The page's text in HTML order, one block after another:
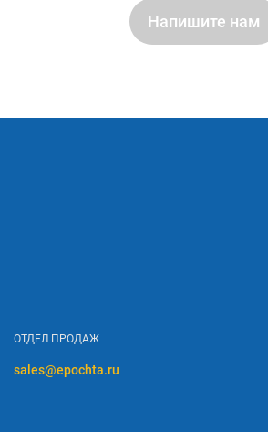
Напишите нам
ОТДЕЛ ПРОДАЖ
sales@epochta.ru